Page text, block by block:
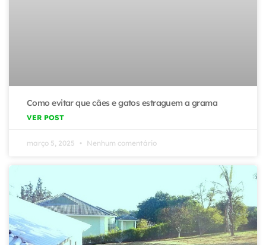
Como evitar que cães e gatos estraguem a grama
VER POST
março 5, 2025 Nenhum comentário